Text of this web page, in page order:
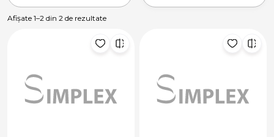
Afișate 1–2 din 2 de rezultate